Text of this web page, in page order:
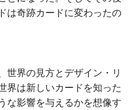
は奇跡カードに変わったの
界の見方とデザイン・リ
界は新しいカードを知った
な影響を与えるかを想像す